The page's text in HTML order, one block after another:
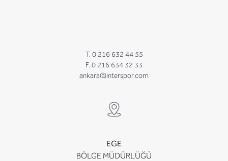
T. 0 216 632 44 55
F. 0 216 634 32 33
ankara@interspor.com
EGE
BÖLGE MÜDÜRLÜĞÜ